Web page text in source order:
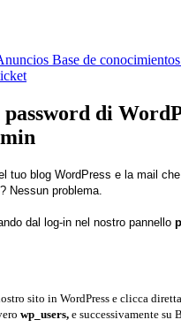
Base de conocimientos
di
tuo blog WordPress e la mail
Nessun problema.
dal log-in nel nostro pannello
sito in WordPress e clicca
wp_users, e successivamente su